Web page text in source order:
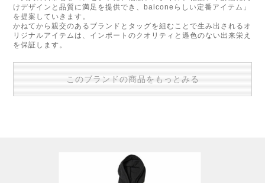
けデザインと品質に満足を提供でき、balconeらしい定番アイテム」
を提案していきます。
かねてから親交のあるブランドとタッグを組むことで生み出されるオ
リジナルアイテムは、インポートのクオリティと遜色のない出来栄え
を保証します。
このブランドの商品をもっとみる